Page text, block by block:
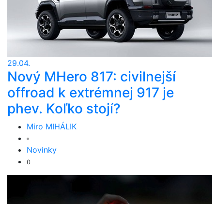
29.04.
Nový MHero 817: civilnejší
offroad k extrémnej 917 je
phev. Koľko stojí?
Miro MIHÁLIK
Novinky
0